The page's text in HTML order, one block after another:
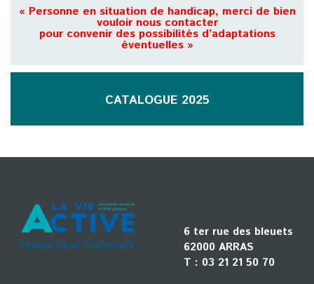
« Personne en situation de handicap, merci de bien
vouloir nous contacter
pour convenir des possibilités d’adaptations
éventuelles »
CATALOGUE 2025
6 ter rue des bleuets
62000 ARRAS
T : 03 21 21 50 70